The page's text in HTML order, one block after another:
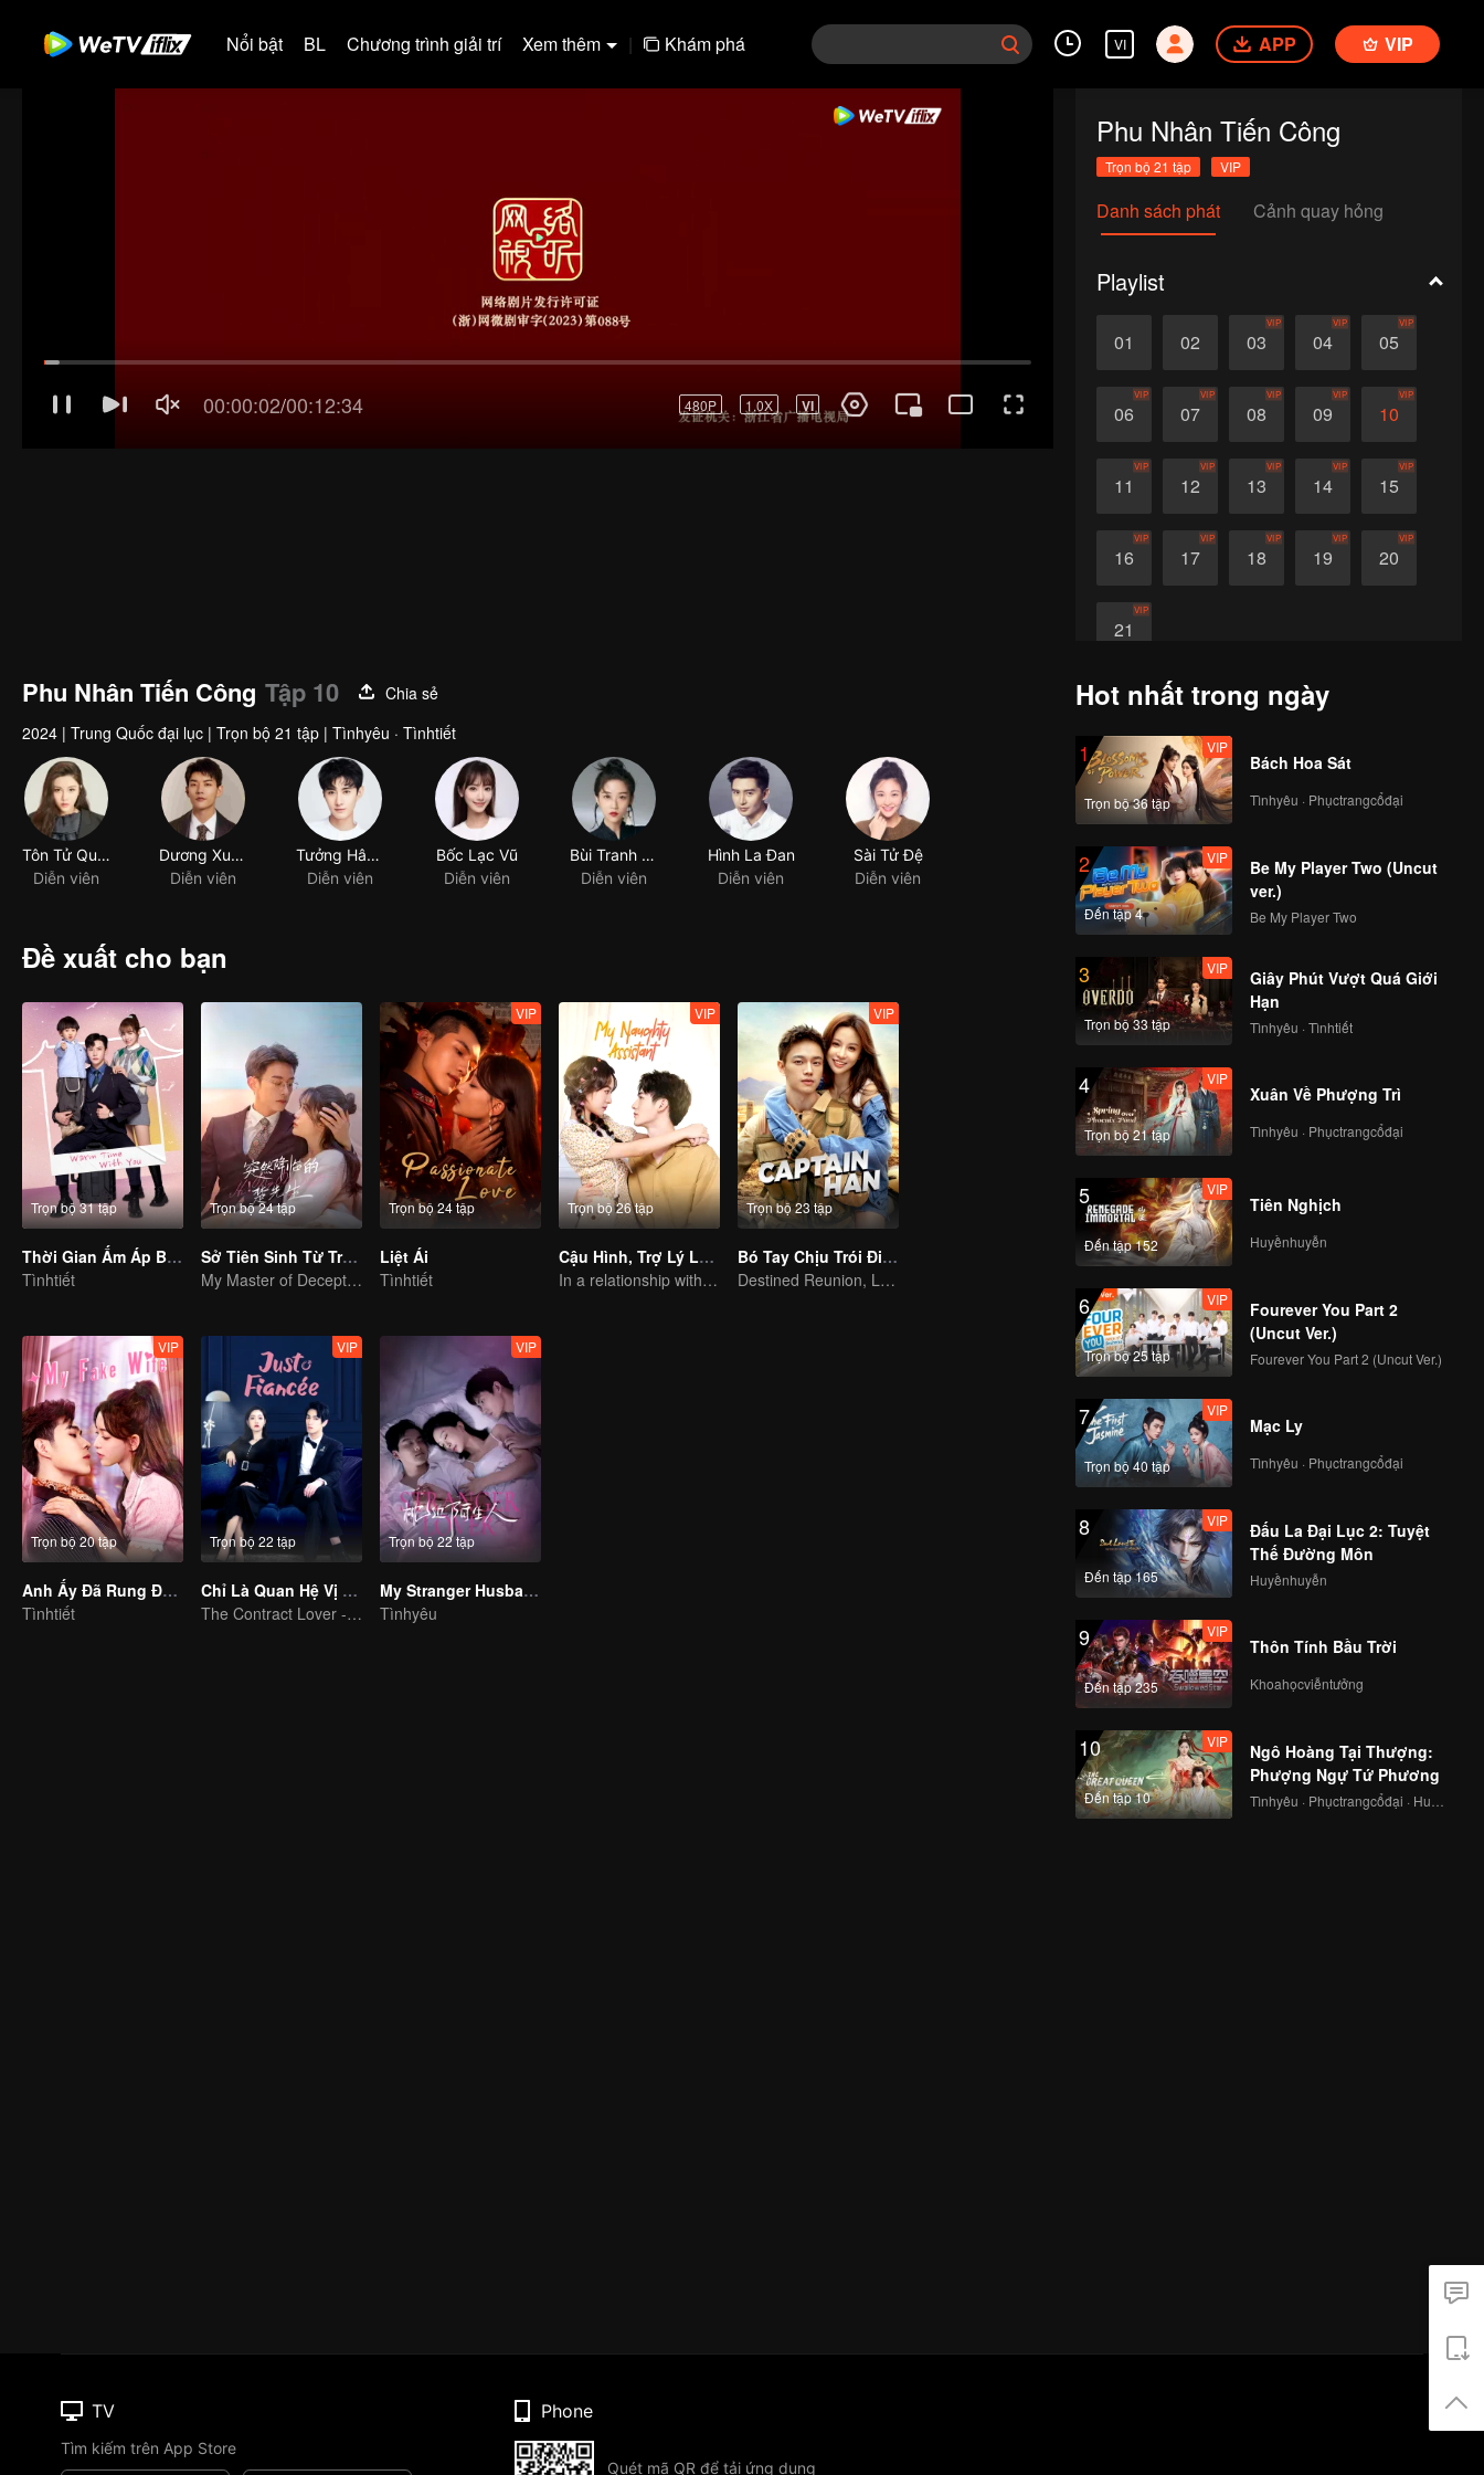
Nổi bật BL Chương trình giải trí Xem thêm | Khám phá VI APP VIP
Phu Nhân Tiến Công
Trọn bộ 21 tập VIP
Danh sách phát Cảnh quay hỏng
Playlist
01 02 03
VIP
04
VIP
05
VIP
06
VIP
07
VIP
08
VIP
09
VIP
10
VIP
11
VIP
12
VIP
13
VIP
14
VIP
15
VIP
16
VIP
17
VIP
18
VIP
19
VIP
20
VIP
21
VIP
Phu Nhân Tiến Công Tập 10
Chia sẻ
2024 | Trung Quốc đại lục | Trọn bộ 21 tập | Tìnhyêu · Tìnhtiết
Tôn Tử Quân
Diễn viên
Dương Xuyên Bắc
Diễn viên
Tưởng Hân Kỳ
Diễn viên
Bốc Lạc Vũ
Diễn viên
Bùi Tranh Tranh
Diễn viên
Đề xuất cho bạn
Trọn bộ 31 tập
Thời Gian Ấm Áp Bên Em
Tìnhtiết
Trọn bộ 24 tập
Sở Tiên Sinh Từ Trên Trời Rơi Xuống
My Master of Deception Girlfriend
Trọn bộ 24 tập
VIP
Liệt Ái
Tìnhtiết
Trọn bộ 26 tập
VIP
Cậu Hình, Trợ Lý Lại Gây Chuyện Này
In a relationship with an idol
Trọn bộ 23 tập
VIP
Bó Tay Chịu Trói Đi Đội Trưởng Hàn
Destined Reunion, Love in the Rainforest
Trọn bộ 20 tập
VIP
Anh Ấy Đã Rung Động
Tìnhtiết
Trọn bộ 22 tập
VIP
Chỉ Là Quan Hệ Vị Hôn Thê
The Contract Lover - Fake Relationship and True Love
Trọn bộ 22 tập
VIP
My Stranger Husband
Tìnhyêu
Hot nhất trong ngày
1
Trọn bộ 36 tập
VIP
Bách Hoa Sát
Tìnhyêu · Phụctrangcổđại
2
Đến tập 4
VIP
Be My Player Two (Uncut
ver.)
Be My Player Two
3
Trọn bộ 33 tập
VIP
Giây Phút Vượt Quá Giới
Hạn
Tìnhyêu · Tìnhtiết
4
Trọn bộ 21 tập
VIP
Xuân Về Phượng Trì
Tìnhyêu · Phụctrangcổđại
5
Đến tập 152
VIP
Tiên Nghịch
Huyềnhuyễn
6
Trọn bộ 25 tập
VIP
Fourever You Part 2
(Uncut Ver.)
Fourever You Part 2 (Uncut Ver.)
7
Trọn bộ 40 tập
VIP
Mạc Ly
Tìnhyêu · Phụctrangcổđại
8
Đến tập 165
VIP
Đấu La Đại Lục 2: Tuyệt
Thế Đường Môn
Huyềnhuyễn
9
Đến tập 235
VIP
Thôn Tính Bầu Trời
Khoahọcviễntưởng
10
Đến tập 10
VIP
Ngô Hoàng Tại Thượng:
Phượng Ngự Tứ Phương
TV
Tìm kiếm trên App Store
Phone
Quét mã QR để tải ứng dụng